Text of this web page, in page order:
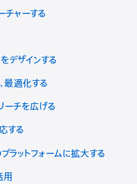
チャーする
デザインする
最適化する
チを広げる
する
ットフォームに拡大する
用